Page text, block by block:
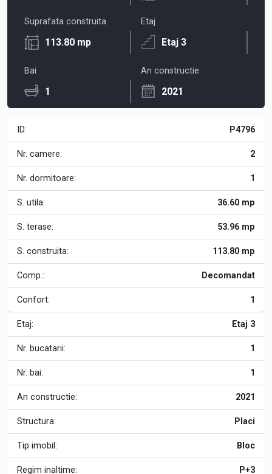
Suprafata construita
113.80 mp
Etaj
Etaj 3
Bai
1
An constructie
2021
ID: P4796
Nr. camere: 2
Nr. dormitoare: 1
S. utila: 36.60 mp
S. terase: 53.96 mp
S. construita: 113.80 mp
Comp.: Decomandat
Confort: 1
Etaj: Etaj 3
Nr. bucatarii: 1
Nr. bai: 1
An constructie: 2021
Structura: Placi
Tip imobil: Bloc
Regim inaltime: P+3